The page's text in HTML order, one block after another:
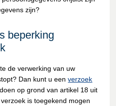
zijn?
beperking
de verwerking van uw
Dan kunt u eenverzoek
doen op grond van artikel 18 uit
is toegekend mogen